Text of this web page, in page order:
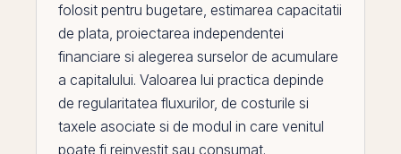
folosit pentru bugetare, estimarea capacitatii
de plata, proiectarea independentei
financiare si alegerea surselor de acumulare
a capitalului. Valoarea lui practica depinde
de regularitatea fluxurilor, de costurile si
taxele asociate si de modul in care venitul
poate fi reinvestit sau consumat.